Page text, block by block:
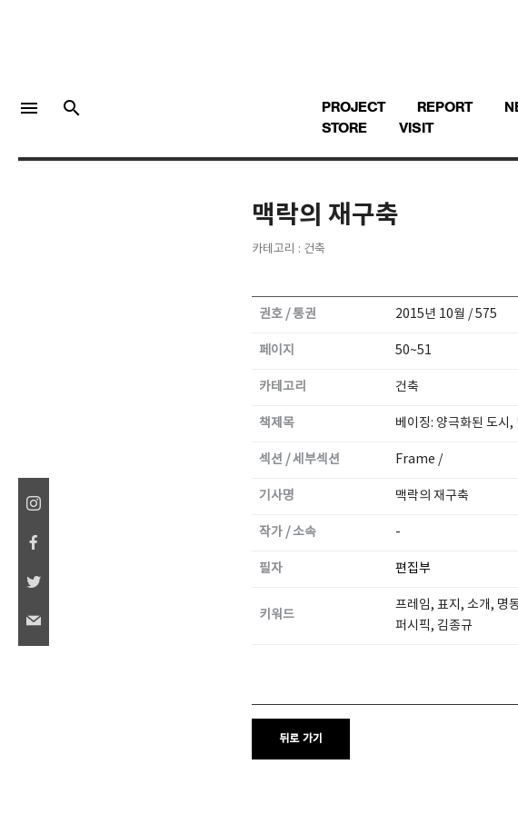
회원가입
SPACE 소개
공지사항
광고문의
Contact
menu search PROJECT REPORT
STORE
VISIT
맥락의 재구축
카테고리 : 건축
권호 / 통권 2015년 10월 / 575
페이지 50~51
카테고리 건축
책제목 베이징: 양극화된 도시,
섹션 / 세부섹션 Frame /
기사명 맥락의 재구축
작가 / 소속 -
필자 편집부
키워드
프레임, 표지, 소개, 명
퍼시픽, 김종규
뒤로 가기